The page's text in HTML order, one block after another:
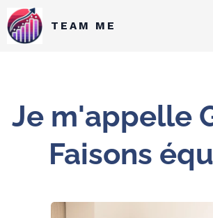
TEAM ME
Je m'appelle
Faisons